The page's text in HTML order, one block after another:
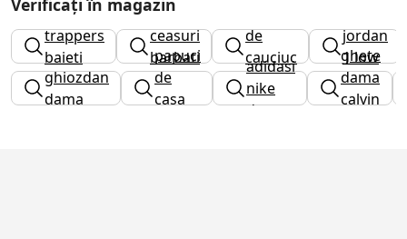
Verificați în magazin
trappers
baieti
ceasuri
barbati
de
cauciuc
barbati
jordan
1 low
ghiozdan
dama
papuci
de
casa
adidasi
nike
dama
ghete
dama
calvin